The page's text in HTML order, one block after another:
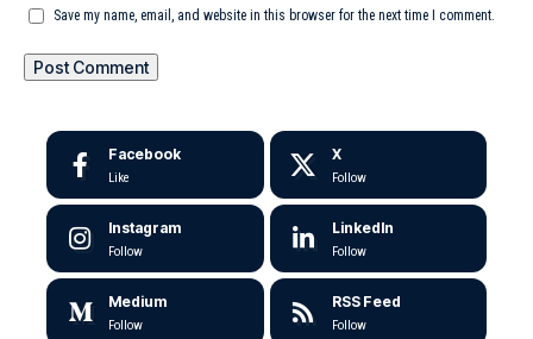
Save my name, email, and website in this browser for the next time I comment.
Facebook
Like
X
Follow
Instagram
Follow
LinkedIn
Follow
Medium
Follow
RSS Feed
Follow